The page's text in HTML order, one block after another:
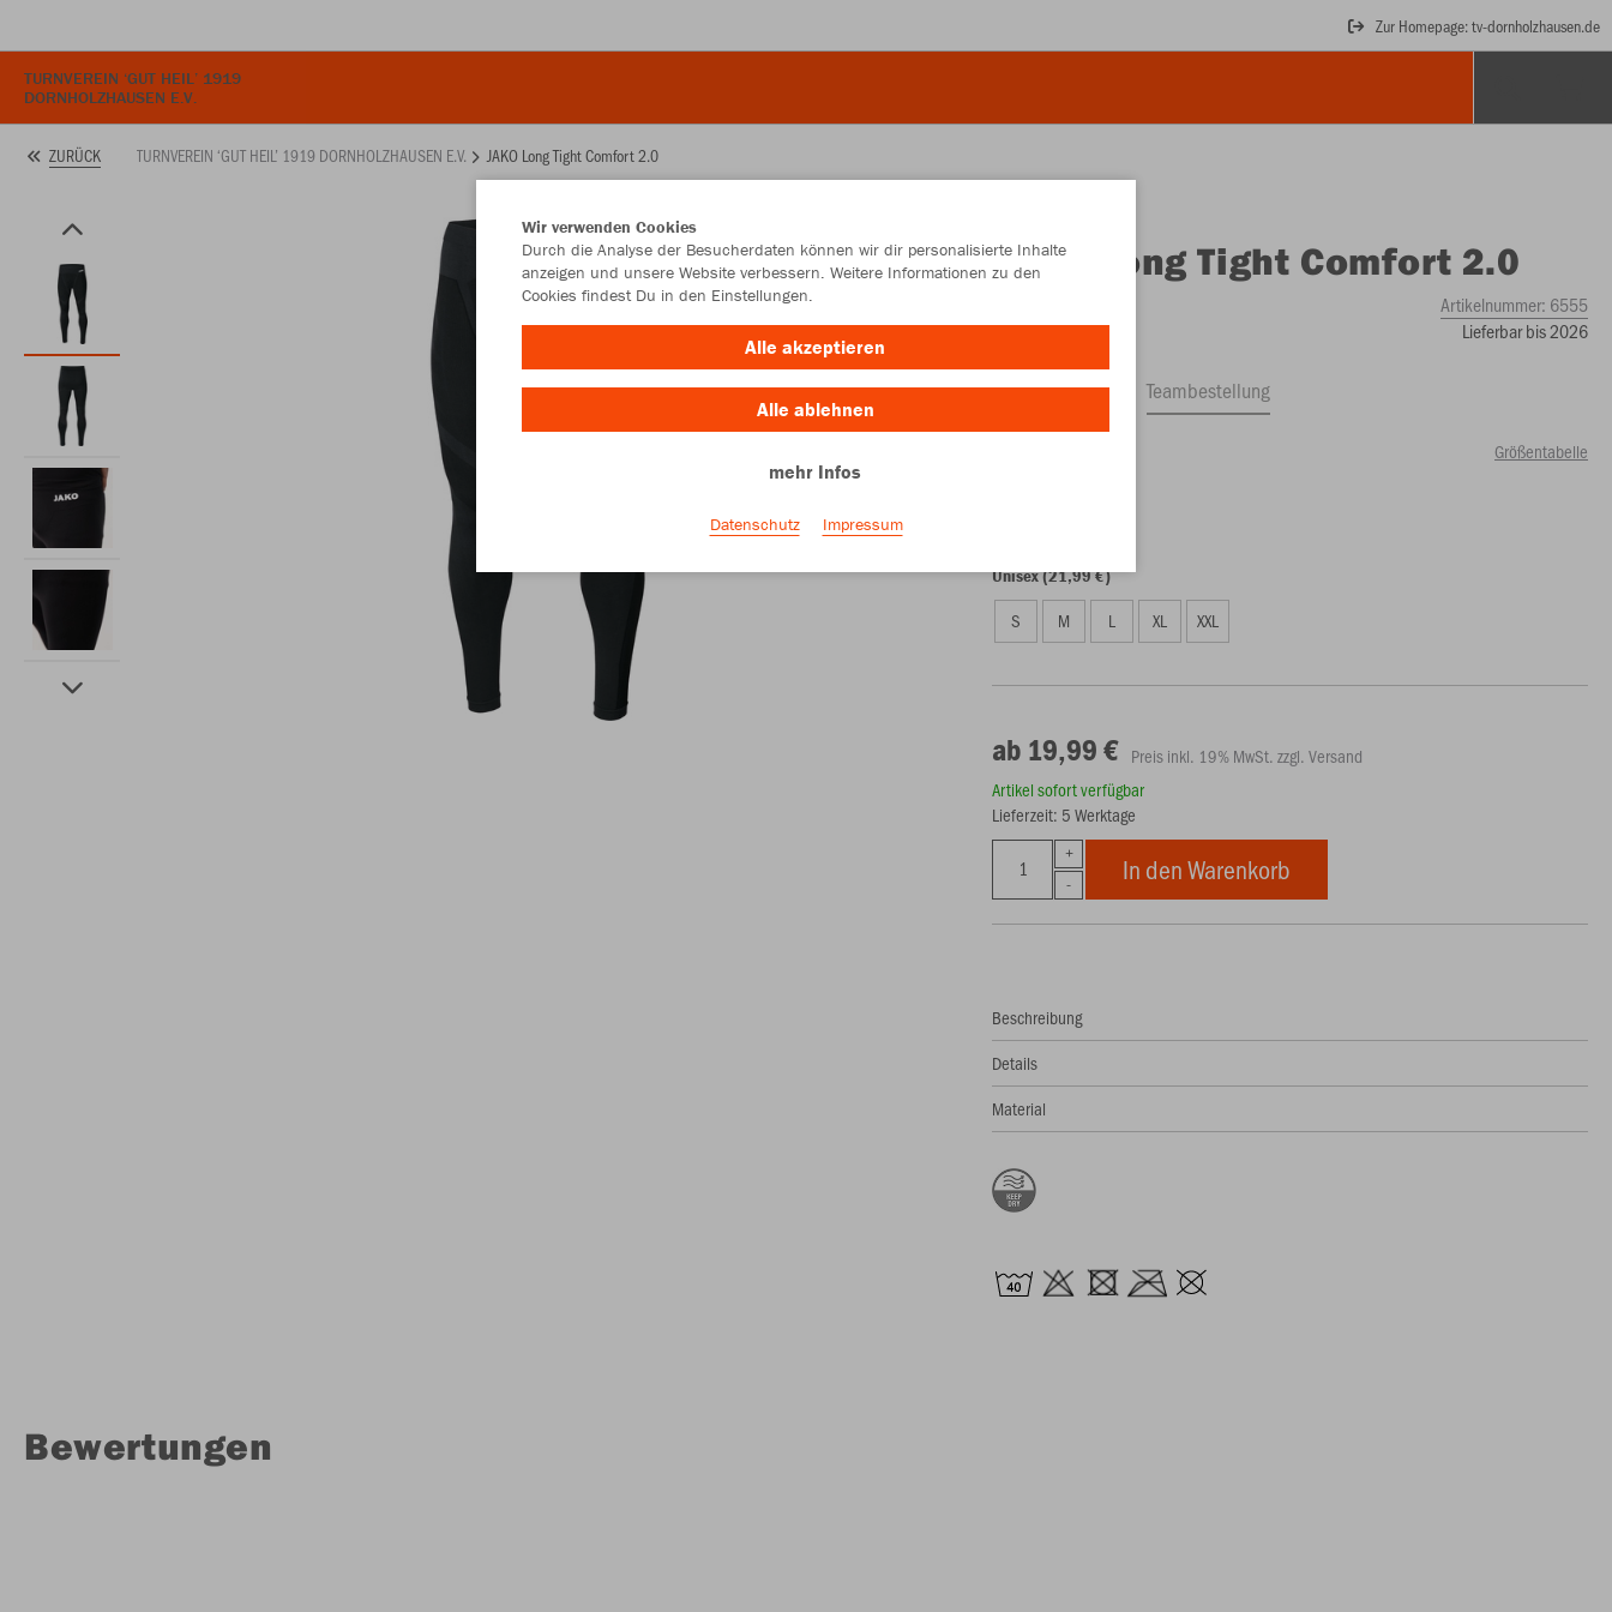
Zur Homepage: tv-dornholzhausen.de
TURNVEREIN ‘GUT HEIL’ 1919
DORNHOLZHAUSEN E.V.
ZURÜCK TURNVEREIN ‘GUT HEIL’ 1919 DORNHOLZHAUSEN E.V. JAKO Long Tight Comfort 2.0
JAKO Long Tight Comfort 2.0
Artikelnummer: 6555
Lieferbar bis 2026
Einzelauftrag Teambestellung
Größentabelle
Unisex (21,99 €)
S M L XL XXL
ab 19,99 € Preis inkl. 19% MwSt. zzgl. Versand
Artikel sofort verfügbar
Lieferzeit: 5 Werktage
In den Warenkorb
Beschreibung
Details
Material
Bewertungen
Wir verwenden Cookies
Durch die Analyse der Besucherdaten können wir dir personalisierte Inhalte
anzeigen und unsere Website verbessern. Weitere Informationen zu den
Cookies findest Du in den Einstellungen.
Alle akzeptieren
Alle ablehnen
mehr Infos
Datenschutz Impressum